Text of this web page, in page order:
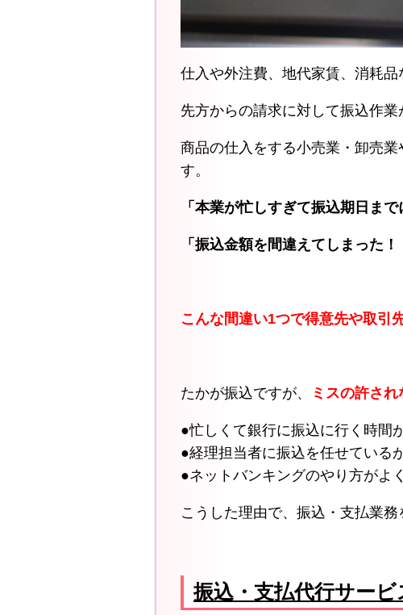
仕入や外注費、地代家賃、消耗品
先方からの請求に対して振込作業
商品の仕入をする小売業・卸売
す。
「本業が忙しすぎて振込期日ま
「振込金額を間違えてしまった！
こんな間違い1つで得意先や取引
たかが振込ですが、 ミスの許さ
●忙しくて銀行に振込に行く時間
●経理担当者に振込を任せている
●ネットバンキングのやり方がよ
こうした理由で、振込・支払業
振込・支払代行サー